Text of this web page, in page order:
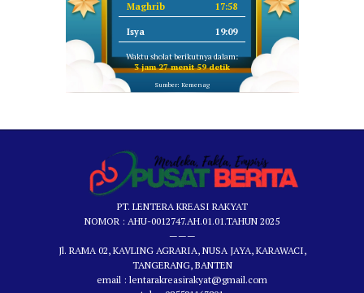
Maghrib 17:58
Isya 19:09
Waktu sholat berikutnya dalam:
3 jam 27 menit 58 detik
Sumber: Kemenag
PT. LENTERA KREASI RAKYAT
NOMOR : AHU-0012747.AH.01.01.TAHUN 2025
———
Jl. RAMA 02, KAVLING AGRARIA, NUSA JAYA, KARAWACI,
TANGERANG, BANTEN
email : lentarakreasirakyat@gmail.com